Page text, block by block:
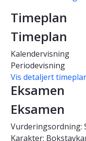
Timeplan
Timeplan
Kalendervisning
Periodevisning
Vis detaljert
Eksamen
Eksamen
Vurderingsordning:
Karakter: